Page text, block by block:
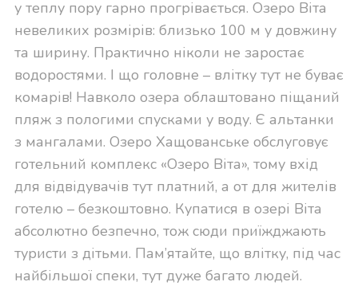
у теплу пору гарно прогрівається. Озеро Віта
невеликих розмірів: близько 100 м у довжину
та ширину. Практично ніколи не заростає
водоростями. І що головне – влітку тут не буває
комарів! Навколо озера облаштовано піщаний
пляж з пологими спусками у воду. Є альтанки
з мангалами. Озеро Хащованське обслуговує
готельний комплекс «Озеро Віта», тому вхід
для відвідувачів тут платний, а от для жителів
готелю – безкоштовно. Купатися в озері Віта
абсолютно безпечно, тож сюди приїжджають
туристи з дітьми. Пам’ятайте, що влітку, під час
найбільшої спеки, тут дуже багато людей.